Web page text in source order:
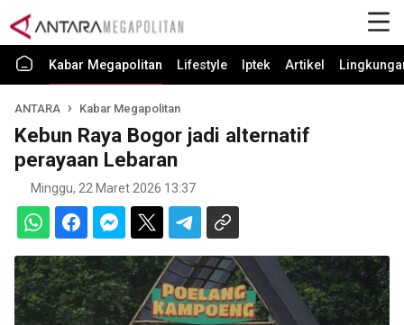
Kabar Megapolitan Lifestyle Iptek Artikel
ANTARA Kabar Megapolitan
Kebun Raya Bogor jadi alternatif
perayaan Lebaran
Minggu, 22 Maret 2026 13:37